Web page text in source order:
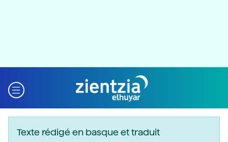
Texte rédigé en basque et traduit